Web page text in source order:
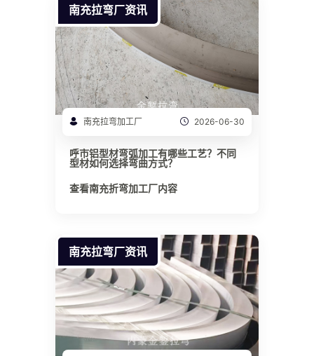
南充拉弯厂资讯
南充拉弯加工厂 2026-06-30
呼市铝型材弯弧加工有哪些工艺？不同
型材如何选择弯曲方式？
查看南充折弯加工厂内容
南充拉弯厂资讯